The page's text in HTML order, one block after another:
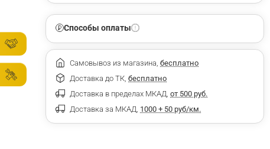
Способы оплаты
Самовывоз из магазина, бесплатно
Доставка до ТК, бесплатно
Доставка в пределах МКАД, от 500 руб.
Доставка за МКАД, 1000 + 50 руб/км.